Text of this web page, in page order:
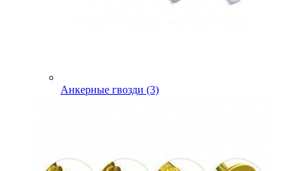
Анкерные гвозди (3)